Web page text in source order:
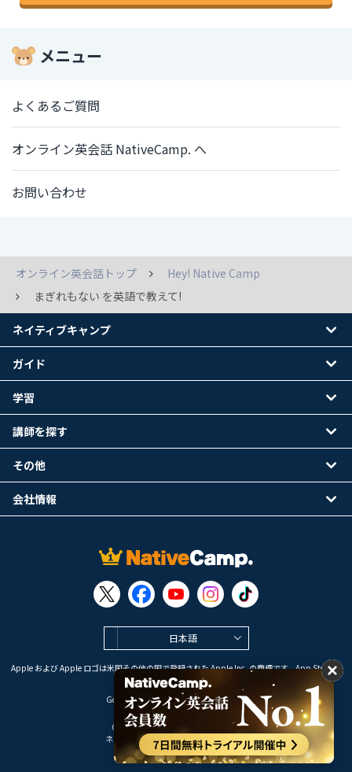
メニュー
よくあるご質問
オンライン英会話 NativeCamp. へ
お問い合わせ
オンライン英会話トップ
Hey! Native Camp
まぎれもない を英語で教えて!
日本語
Apple および Apple ロゴは米国その他の国で登録された Apple Inc. の商標です。App Store は
Apple Inc. のサービスマークです。
Google Play は Google LLC の商標です。
Copyright © 2026 オンライン英会話
ネイティブキャンプ All Rights Reserved.
ネイティブキャンプ
ガイド
学習
講師を探す
その他
会社情報